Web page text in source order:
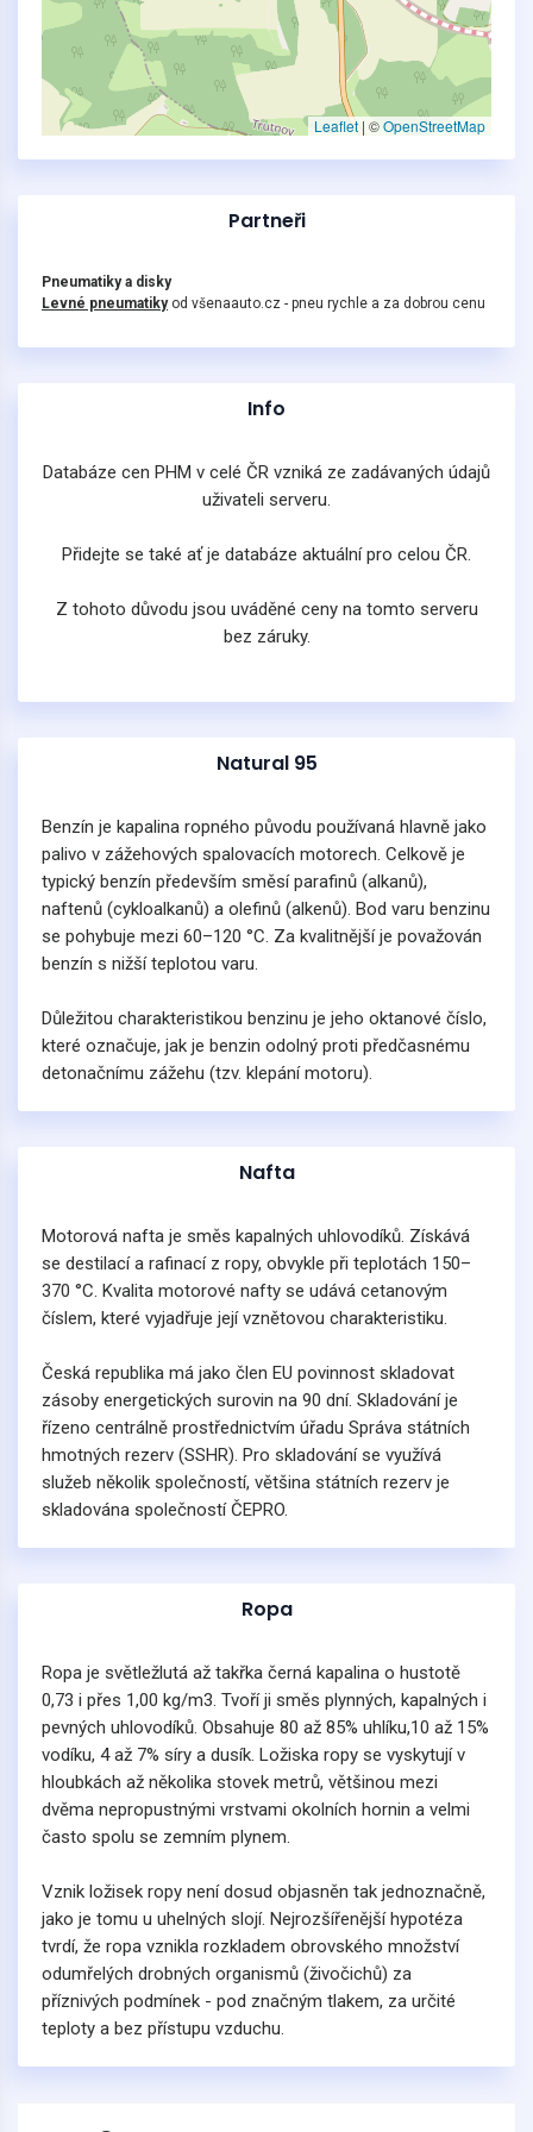
Leaflet | ©OpenStreetMap
Partneři
Pneumatiky a disky
Levné pneumatikyod všenaauto.cz - pneu rychle a za dobrou cenu
Info
Databáze cen PHM v celé ČR vzniká ze zadávaných údajů
uživateli serveru.
Přidejte se také ať je databáze aktuální pro celou ČR.
Z tohoto důvodu jsou uváděné ceny na tomto serveru
bez záruky.
Natural 95
Benzín je kapalina ropného původu používaná hlavně jako
palivo v zážehových spalovacích motorech. Celkově je
typický benzín především směsí parafinů (alkanů),
naftenů (cykloalkanů) a olefinů (alkenů). Bod varu benzinu
se pohybuje mezi 60–120 °C. Za kvalitnější je považován
benzín s nižší teplotou varu.
Důležitou charakteristikou benzinu je jeho oktanové číslo,
které označuje, jak je benzin odolný proti předčasnému
detonačnímu zážehu (tzv. klepání motoru).
Nafta
Motorová nafta je směs kapalných uhlovodíků. Získává
se destilací a rafinací z ropy, obvykle při teplotách 150–
370 °C. Kvalita motorové nafty se udává cetanovým
číslem, které vyjadřuje její vznětovou charakteristiku.
Česká republika má jako člen EU povinnost skladovat
zásoby energetických surovin na 90 dní. Skladování je
řízeno centrálně prostřednictvím úřadu Správa státních
hmotných rezerv (SSHR). Pro skladování se využívá
služeb několik společností, většina státních rezerv je
skladována společností ČEPRO.
Ropa
Ropa je světležlutá až takřka černá kapalina o hustotě
0,73 i přes 1,00 kg/m3. Tvoří ji směs plynných, kapalných i
pevných uhlovodíků. Obsahuje 80 až 85% uhlíku,10 až 15%
vodíku, 4 až 7% síry a dusík. Ložiska ropy se vyskytují v
hloubkách až několika stovek metrů, většinou mezi
dvěma nepropustnými vrstvami okolních hornin a velmi
často spolu se zemním plynem.
Vznik ložisek ropy není dosud objasněn tak jednoznačně,
jako je tomu u uhelných slojí. Nejrozšířenější hypotéza
tvrdí, že ropa vznikla rozkladem obrovského množství
odumřelých drobných organismů (živočichů) za
příznivých podmínek - pod značným tlakem, za určité
teploty a bez přístupu vzduchu.